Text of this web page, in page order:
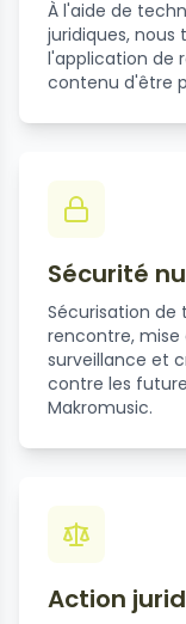
À l'aide de
juridiques,
l'application de
contenu d'être
Sécurité
Sécurisation de
rencontre, mise
surveillance et
contre les
Makromusic.
Action